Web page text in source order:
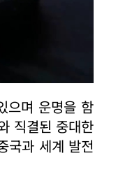
으며 운명을 함
직결된 중대한
국과 세계 발전